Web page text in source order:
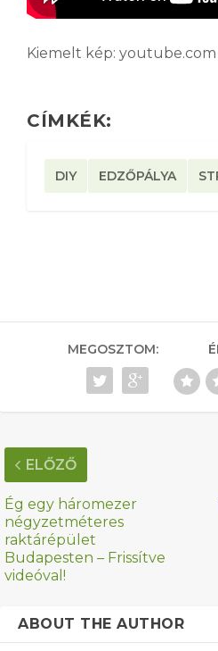
Kiemelt kép: youtube.com
CÍMKÉK:
DIY EDZŐPÁLYA
MEGOSZTOM:
ELŐZŐ
Ég egy háromezer
négyzetméteres
raktárépület
Budapesten – Frissítve
videóval!
ABOUT THE AUTHOR